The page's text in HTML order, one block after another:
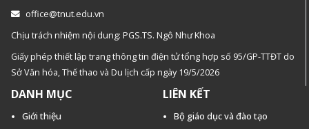
office@tnut.edu.vn
Chịu trách nhiệm nội dung: PGS.TS. Ngô Như Khoa
Giấy phép thiết lập trang thông tin điện tử tổng hợp số 95/GP-TTĐT do
Sở Văn hóa, Thế thao và Du lịch cấp ngày 19/5/2026
DANH MỤC
Giới thiệu
LIÊN KẾT
Bộ giáo dục và đào tạo